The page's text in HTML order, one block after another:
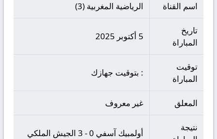
اسم القناة الرياضية المغربية (3)
تاريخ
المباراة
5 أكتوبر 2025
توقيت
المباراة
: بتوقيت جهازك
المعلق غير معروف
نتيجة
أولمبيك آسفي 0 - 3 الجيش الملكي